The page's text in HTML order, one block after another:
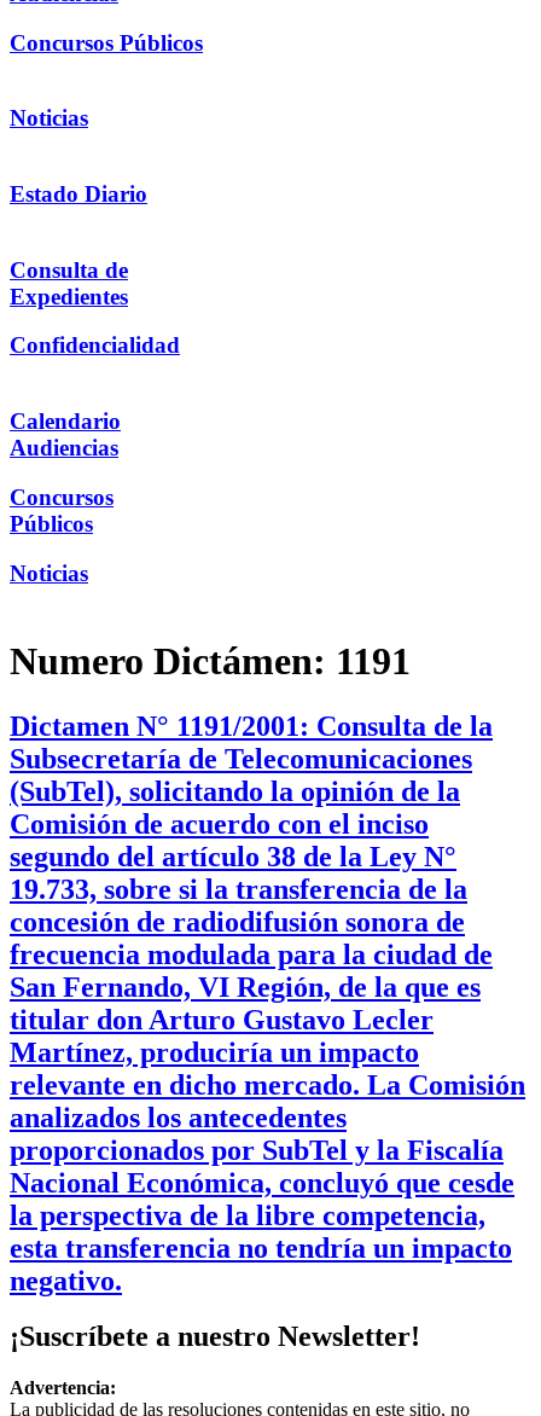
Concursos Públicos
Noticias
Estado Diario
Consulta de
Expedientes
Confidencialidad
Calendario
Audiencias
Concursos
Públicos
Noticias
Numero Dictámen: 1191
Dictamen N° 1191/2001: Consulta de la
Subsecretaría de Telecomunicaciones
(SubTel), solicitando la opinión de la
Comisión de acuerdo con el inciso
segundo del artículo 38 de la Ley N°
19.733, sobre si la transferencia de la
concesión de radiodifusión sonora de
frecuencia modulada para la ciudad de
San Fernando, VI Región, de la que es
titular don Arturo Gustavo Lecler
Martínez, produciría un impacto
relevante en dicho mercado. La Comisión
analizados los antecedentes
proporcionados por SubTel y la Fiscalía
Nacional Económica, concluyó que cesde
la perspectiva de la libre competencia,
esta transferencia no tendría un impacto
negativo.
¡Suscríbete a nuestro Newsletter!
Advertencia:
La publicidad de las resoluciones contenidas en este sitio, no